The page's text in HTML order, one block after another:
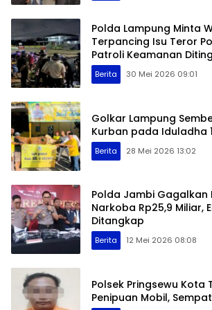
Polda Lampung Minta
Terpancing Isu Teror
Patroli Keamanan
Berita 30 Mei 2026 09:01
Golkar Lampung
Kurban pada Iduladha
Berita 28 Mei 2026 13:02
Polda Jambi Gagalkan
Narkoba Rp25,9 Miliar,
Ditangkap
Berita 12 Mei 2026 08:08
Polsek Pringsewu Kota
Penipuan Mobil,